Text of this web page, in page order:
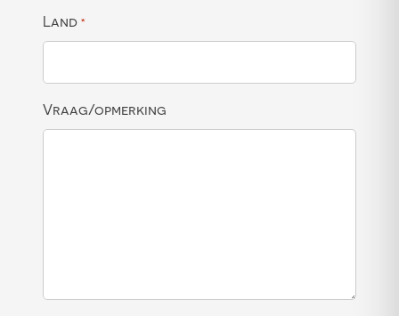
Land *
Vraag/opmerking